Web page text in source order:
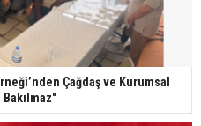
Çağdaş ve Kurumsal